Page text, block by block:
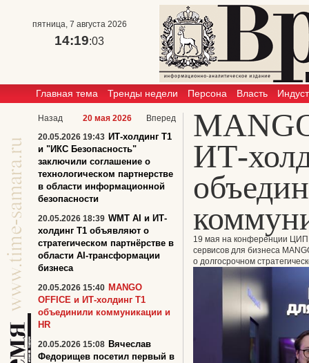
пятница, 7 августа 2026
14:19:03
Главная тема Тренды недели Персона Власть
ИТ-
19 мая на конференции
сервисов для бизнеса
о долгосрочном
Назад 20 мая 2026
Вперед
20.05.2026 19:43 ИТ-холдинг Т1
и "ИКС Безопасность"
заключили соглашение о
технологическом партнерстве
в области информационной
безопасности
20.05.2026 18:39 WMT AI и ИТ-
холдинг Т1 объявляют о
стратегическом партнёрстве в
области AI-трансформации
бизнеса
20.05.2026 15:40 MANGO
OFFICE и ИТ-холдинг Т1
объединили коммуникации и
HR
20.05.2026 15:08 Вячеслав
Федорищев посетил первый в